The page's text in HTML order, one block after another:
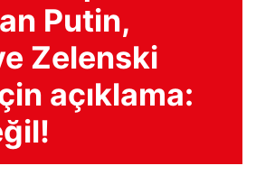
Putin,
Zelenski
açıklama: